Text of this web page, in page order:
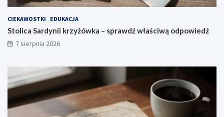
CIEKAWOSTKI EDUKACJA
Stolica Sardynii krzyżówka – sprawdź właściwą odpowiedź
7 sierpnia 2026